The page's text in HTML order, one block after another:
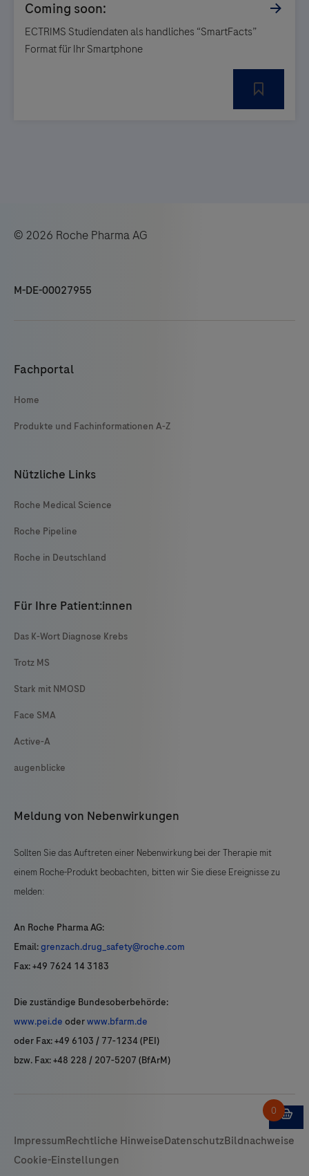
ECTRIMS Studiendaten als handliches “SmartFacts”
Format für Ihr Smartphone
© 2026 Roche Pharma AG
M-DE-00027955
Fachportal
Home
Produkte und Fachinformationen A-Z
Nützliche Links
Roche Medical Science
Roche Pipeline
Roche in Deutschland
Für Ihre Patient:innen
Das K-Wort Diagnose Krebs
Trotz MS
Stark mit NMOSD
Face SMA
Active-A
augenblicke
Meldung von Nebenwirkungen
Sollten Sie das Auftreten einer Nebenwirkung bei der Therapie mit
einem Roche-Produkt beobachten, bitten wir Sie diese Ereignisse zu
melden:
An Roche Pharma AG:
Email:grenzach.drug_safety@roche.com
Fax: +49 7624 14 3183
Die zuständige Bundesoberbehörde:
www.pei.de oderwww.bfarm.de
oder Fax: +49 6103 / 77-1234 (PEI)
bzw. Fax: +48 228 / 207-5207 (BfArM)
ImpressumRechtliche HinweiseDatenschutzBildnachweise
Cookie-Einstellungen